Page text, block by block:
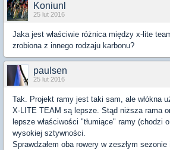
Koniunl
25 lut 2016
Jaka jest właściwie różnica między x-lite
zrobiona z innego rodzaju karbonu?
paulsen
25 lut 2016
Tak. Projekt ramy jest taki sam, ale włókna
X-LITE TEAM są lepsze. Stąd niższa rama
lepsze właściwości "tłumiące" ramy (chodzi
wysokiej sztywności.
Sprawdzałem oba rowery w zeszłym